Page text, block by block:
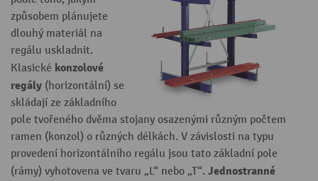
způsobem plánujete
dlouhý materiál na
regálu uskladnit.
Klasické konzolové
regály (horizontální) se
skládají ze základního
pole tvořeného dvěma stojany osazenými různým počtem
ramen (konzol) o různých délkách. V závislosti na typu
provedení horizontálního regálu jsou tato základní pole
(rámy) vyhotovena ve tvaru „L“ nebo „T“. Jednostranné